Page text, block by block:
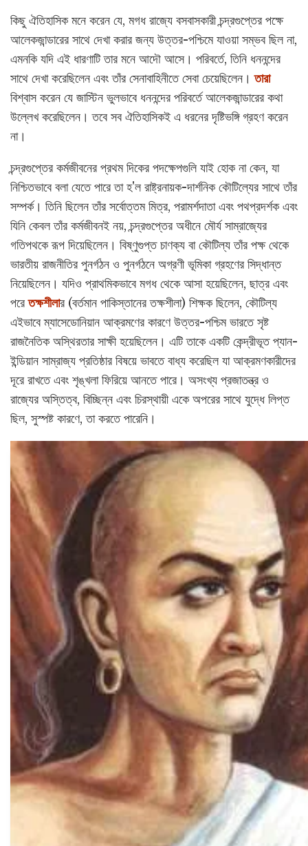
কিছু ঐতিহাসিক মনে করেন যে, মগধ রাজ্যে বসবাসকারী চন্দ্রগুপ্তের পক্ষে
আলেকজান্ডারের সাথে দেখা করার জন্য উত্তর-পশ্চিমে যাওয়া সম্ভব ছিল না,
এমনকি যদি এই ধারণাটি তার মনে আদৌ আসে। পরিবর্তে, তিনি ধননন্দের
সাথে দেখা করেছিলেন এবং তাঁর সেনাবাহিনীতে সেবা চেয়েছিলেন।তারা
বিশ্বাস করেন যে জাস্টিন ভুলভাবে ধননন্দের পরিবর্তে আলেকজান্ডারের কথা
উল্লেখ করেছিলেন। তবে সব ঐতিহাসিকই এ ধরনের দৃষ্টিভঙ্গি গ্রহণ করেন
না।
চন্দ্রগুপ্তের কর্মজীবনের প্রথম দিকের পদক্ষেপগুলি যাই হোক না কেন, যা
নিশ্চিতভাবে বলা যেতে পারে তা হ'ল রাষ্ট্রনায়ক-দার্শনিক কৌটিল্যের সাথে তাঁর
সম্পর্ক। তিনি ছিলেন তাঁর সর্বোত্তম মিত্র, পরামর্শদাতা এবং পথপ্রদর্শক এবং
যিনি কেবল তাঁর কর্মজীবনই নয়, চন্দ্রগুপ্তের অধীনে মৌর্য সাম্রাজ্যের
গতিপথকে রূপ দিয়েছিলেন। বিষ্ণুগুপ্ত চাণক্য বা কৌটিল্য তাঁর পক্ষ থেকে
ভারতীয় রাজনীতির পুনর্গঠন ও পুনর্গঠনে অগ্রণী ভূমিকা গ্রহণের সিদ্ধান্ত
নিয়েছিলেন। যদিও প্রাথমিকভাবে মগধ থেকে আসা হয়েছিলেন, ছাত্র এবং
পরেতক্ষশীলার (বর্তমান পাকিস্তানের তক্ষশীলা) শিক্ষক ছিলেন, কৌটিল্য
এইভাবে ম্যাসেডোনিয়ান আক্রমণের কারণে উত্তর-পশ্চিম ভারতে সৃষ্ট
রাজনৈতিক অস্থিরতার সাক্ষী হয়েছিলেন। এটি তাকে একটি কেন্দ্রীভূত প্যান-
ইন্ডিয়ান সাম্রাজ্য প্রতিষ্ঠার বিষয়ে ভাবতে বাধ্য করেছিল যা আক্রমণকারীদের
দূরে রাখতে এবং শৃঙ্খলা ফিরিয়ে আনতে পারে। অসংখ্য প্রজাতন্ত্র ও
রাজ্যের অস্তিত্ব, বিচ্ছিন্ন এবং চিরস্থায়ী একে অপরের সাথে যুদ্ধে লিপ্ত
ছিল, সুস্পষ্ট কারণে, তা করতে পারেনি।